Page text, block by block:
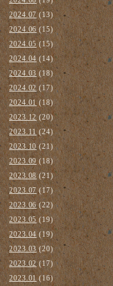
2024.07(13)
2024.06(15)
2024.05(15)
2024.04 (14)
2024.03(18)
2024.02(17)
2024.01(18)
2023.12(20)
2023.11(24)
2023.10(21)
2023.09(18)
2023.08(21)
2023.07(17)
2023.06(22)
2023.05(19)
2023.04(19)
2023.03 (20)
2023.02(17)
2023.01(16)